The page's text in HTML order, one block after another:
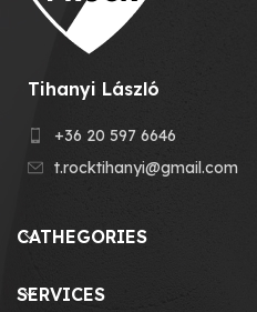
Tihanyi László
+36 20 597 6646
t.rocktihanyi@gmail.com
CATHEGORIES
SERVICES